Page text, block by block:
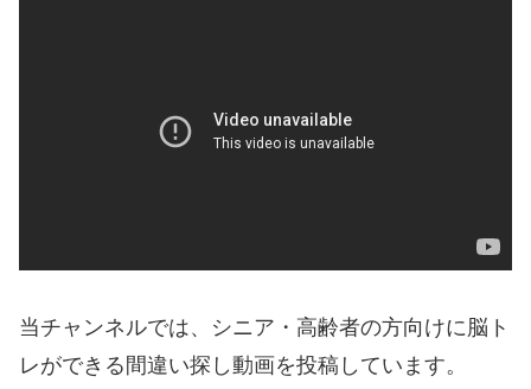
当チャンネルでは、シニア・高齢者の方向けに脳ト
レができる間違い探し動画を投稿しています。